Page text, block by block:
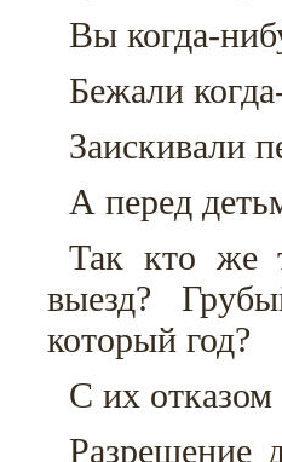
Вы когда-
Бежали
Заискивали
А перед
Так кто же
выезд?
который год?
С их
Разрешение